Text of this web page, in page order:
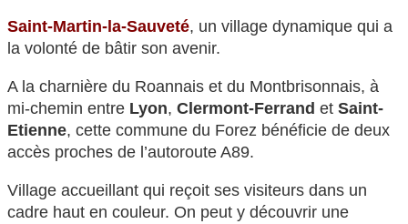
Saint-Martin-la-Sauveté, un village dynamique qui a
la volonté de bâtir son avenir.
A la charnière du Roannais et du Montbrisonnais, à
mi-chemin entre Lyon, Clermont-Ferrand et Saint-
Etienne, cette commune du Forez bénéficie de deux
accès proches de l’autoroute A89.
Village accueillant qui reçoit ses visiteurs dans un
cadre haut en couleur. On peut y découvrir une